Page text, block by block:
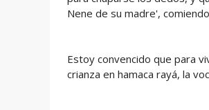
Nene de su madre',
Estoy convencido que para
crianza en hamaca rayá, la